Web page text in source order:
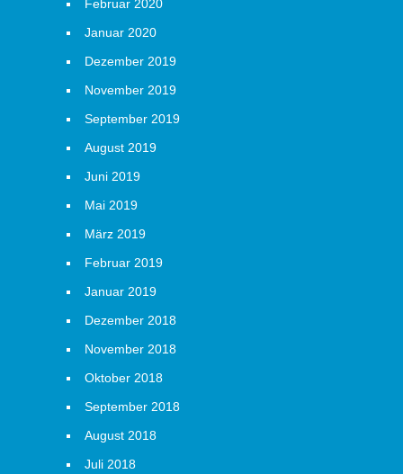
Februar 2020
Januar 2020
Dezember 2019
November 2019
September 2019
August 2019
Juni 2019
Mai 2019
März 2019
Februar 2019
Januar 2019
Dezember 2018
November 2018
Oktober 2018
September 2018
August 2018
Juli 2018